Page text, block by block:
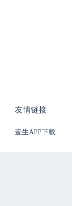
友情链接
壹生APP下载